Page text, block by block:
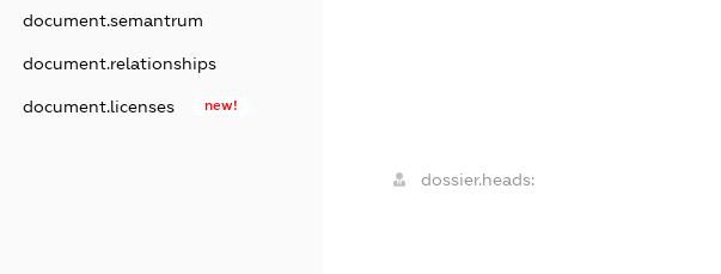
document.semantrum
document.relationships
document.licenses new!
dossier.heads: